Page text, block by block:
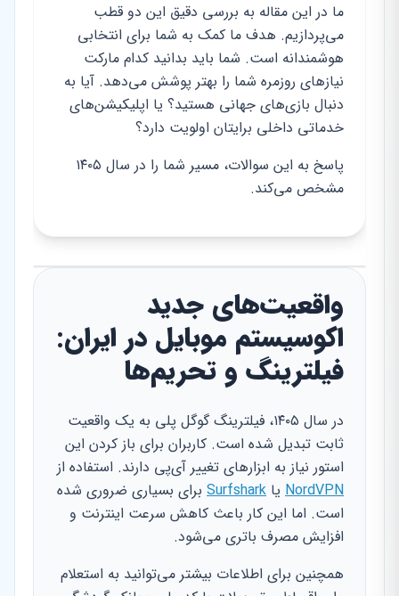
ما در این مقاله به بررسی دقیق این دو قطب
می‌پردازیم. هدف ما کمک به شما برای انتخابی
هوشمندانه است. شما باید بدانید کدام مارکت
نیازهای روزمره شما را بهتر پوشش می‌دهد. آیا به
دنبال بازی‌های جهانی هستید؟ یا اپلیکیشن‌های
خدماتی داخلی برایتان اولویت دارد؟
پاسخ به این سوالات، مسیر شما را در سال ۱۴۰۵
مشخص می‌کند.
واقعیت‌های جدید
اکوسیستم موبایل در ایران:
فیلترینگ و تحریم‌ها
در سال ۱۴۰۵، فیلترینگ گوگل پلی به یک واقعیت
ثابت تبدیل شده است. کاربران برای باز کردن این
استور نیاز به ابزارهای تغییر آی‌پی دارند. استفاده از
NordVPN یا Surfshark برای بسیاری ضروری شده
است. اما این کار باعث کاهش سرعت اینترنت و
افزایش مصرف باتری می‌شود.
همچنین برای اطلاعات بیشتر می‌توانید به استعلام